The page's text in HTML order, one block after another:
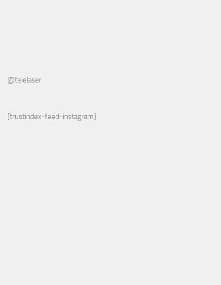
@telelaser
[trustindex-feed-instagram]